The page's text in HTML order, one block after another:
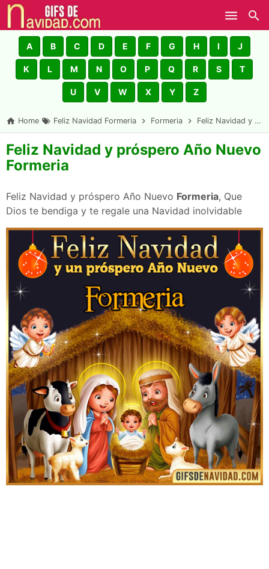
Skip to main content
A B C D E F G H I J
K L M N O P Q R S T
U V W X Y Z
Home Feliz Navidad Formeria Formeria Feliz Navidad y próspero Año Nuevo Formeria
Feliz Navidad y próspero Año Nuevo
Formeria
Feliz Navidad y próspero Año Nuevo Formeria, Que
Dios te bendiga y te regale una Navidad inolvidable